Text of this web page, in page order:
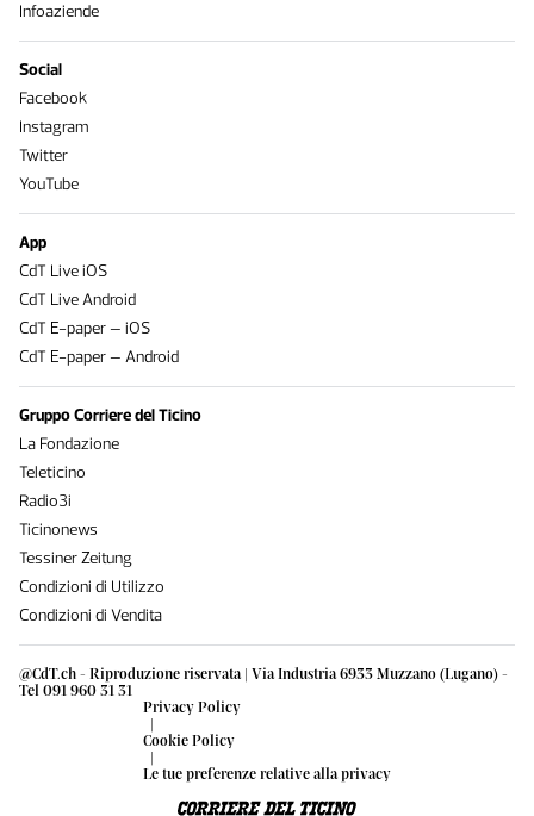
@CdT.ch - Riproduzione riservata | Via Industria 6933 Muzzano (Lugano) -
Tel 091 960 31 31
Privacy Policy
|
Cookie Policy
|
Le tue preferenze relative alla privacy
Infoaziende
Social
Facebook
Instagram
Twitter
YouTube
App
CdT Live iOS
CdT Live Android
CdT E-paper – iOS
CdT E-paper – Android
Gruppo Corriere del Ticino
La Fondazione
Teleticino
Radio3i
Ticinonews
Tessiner Zeitung
Condizioni di Utilizzo
Condizioni di Vendita